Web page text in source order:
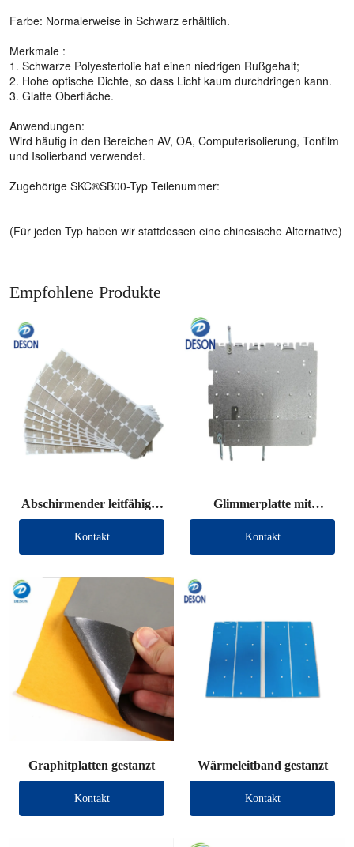
Farbe: Normalerweise in Schwarz erhältlich.
Merkmale :
1. Schwarze Polyesterfolie hat einen niedrigen Rußgehalt;
2. Hohe optische Dichte, so dass Licht kaum durchdringen kann.
3. Glatte Oberfläche.
Anwendungen:
Wird häufig in den Bereichen AV, OA, Computerisolierung, Tonfilm
und Isolierband verwendet.
Zugehörige SKC®SB00-Typ Teilenummer:
(Für jeden Typ haben wir stattdessen eine chinesische Alternative)
Empfohlene Produkte
Abschirmender leitfähiger
Stoff, gestanzt
Kontakt
Glimmerplatte mit
Anschlussdraht
Kontakt
Graphitplatten gestanzt
Kontakt
Wärmeleitband gestanzt
Kontakt